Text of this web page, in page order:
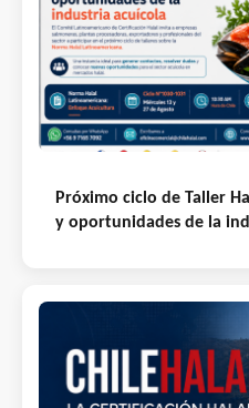
Próximo ciclo de Taller
y oportunidades de la